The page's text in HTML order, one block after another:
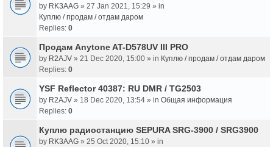
by RK3AAG » 27 Jan 2021, 15:29 » in
Куплю / продам / отдам даром
Replies: 0
Продам Anytone AT-D578UV III PRO
by R2AJV » 21 Dec 2020, 15:00 » in Куплю / продам / отдам даром
Replies: 0
YSF Reflector 40387: RU DMR / TG2503
by R2AJV » 18 Dec 2020, 13:54 » in Общая информация
Replies: 0
Куплю радиостанцию SEPURA SRG-3900 / SRG3900
by RK3AAG » 25 Oct 2020, 15:10 » in